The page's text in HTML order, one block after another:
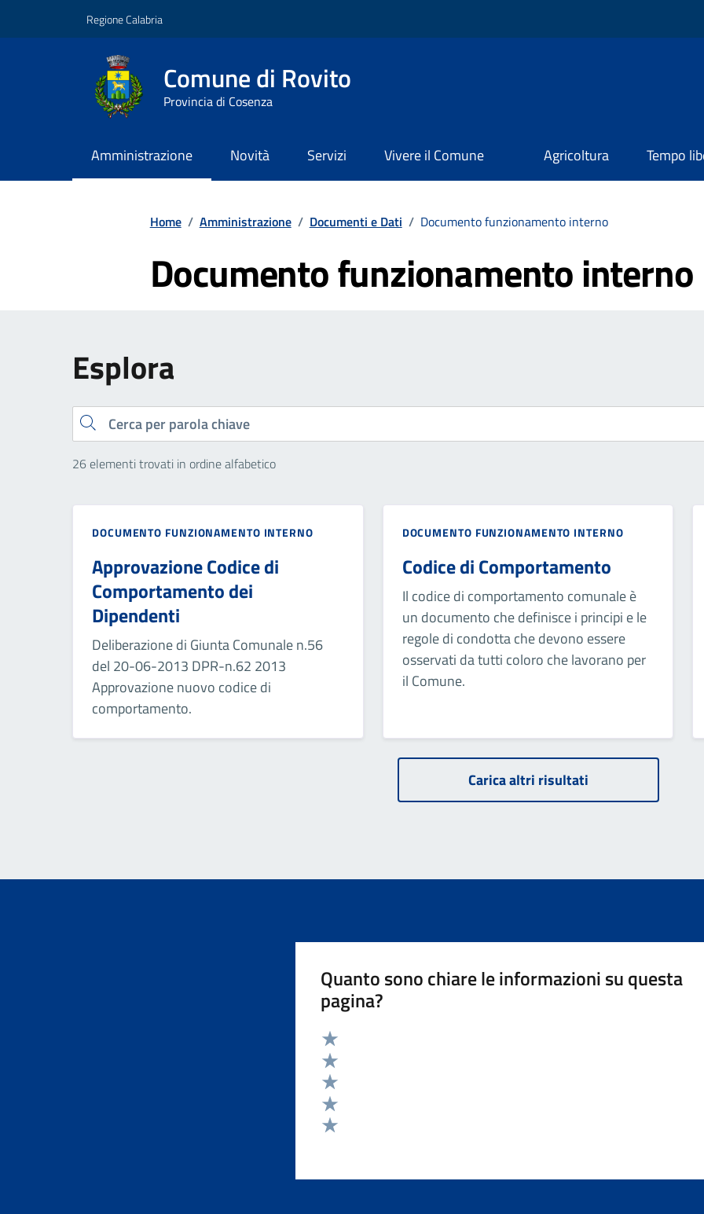
Regione Calabria
Comune di Rovito
Provincia di Cosenza
Amministrazione Novità Servizi Vivere il Comune Agricoltura Tempo
Home / Amministrazione / Documenti e Dati / Documento funzionamento interno
Documento funzionamento interno
Esplora
Cerca
26 elementi trovati in ordine alfabetico
DOCUMENTO FUNZIONAMENTO INTERNO
Approvazione Codice di
Comportamento dei
Dipendenti
Deliberazione di Giunta Comunale n.56
del 20-06-2013 DPR-n.62 2013
Approvazione nuovo codice di
comportamento.
DOCUMENTO FUNZIONAMENTO INTERNO
Codice di Comportamento
Il codice di comportamento comunale è
un documento che definisce i principi e le
regole di condotta che devono essere
osservati da tutti coloro che lavorano per
il Comune.
Carica altri risultati
Quanto sono chiare le informazioni su questa
pagina?
Valuta 5 stelle su 5
Valuta 4 stelle su 5
Valuta 3 stelle su 5
Valuta 2 stelle su 5